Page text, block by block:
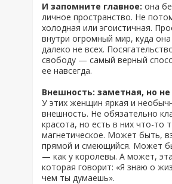
И запомните главное: она
личное пространство. Не
холодная или эгоистичная.
внутри огромный мир, куда она
далеко не всех.
свободу — самый верный
ее навсегда.
Внешность: заметная, но
У этих женщин яркая и
внешность. Не обязательно
красота, но есть в них что-то
магнетическое. Может быть,
прямой и смеющийся. Может
— как у королевы. А может,
которая говорит: «Я знаю о
чем ты думаешь».